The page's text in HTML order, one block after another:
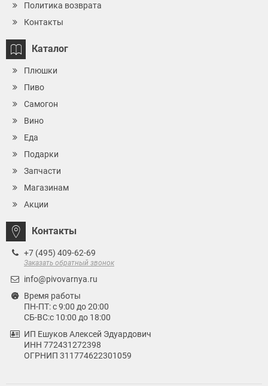
Политика возврата
Контакты
Каталог
Плюшки
Пиво
Самогон
Вино
Еда
Подарки
Запчасти
Магазинам
Акции
Контакты
+7 (495) 409-62-69
Заказать обратный звонок
info@pivovarnya.ru
Время работы
ПН-ПТ: с 9:00 до 20:00
СБ-ВС:с 10:00 до 18:00
ИП Ешуков Алексей Эдуардович
ИНН 772431272398
ОГРНИП 311774622301059